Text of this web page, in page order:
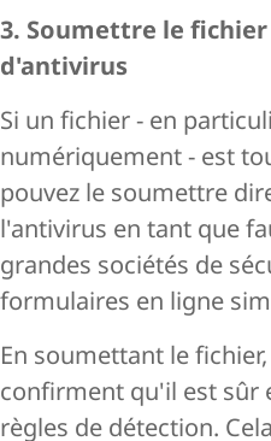
3. Soumettre le
d'antivirus
Si un fichier - en
numériquement - est
pouvez le soumettre
l'antivirus en tant que
grandes sociétés de
formulaires en ligne
En soumettant le
confirment qu'il est sûr
règles de détection.